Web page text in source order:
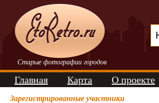
Старые фотографии городов
Главная Карта О проекте
Зарегистрированные участники